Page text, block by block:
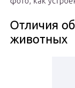
Отличия
животных